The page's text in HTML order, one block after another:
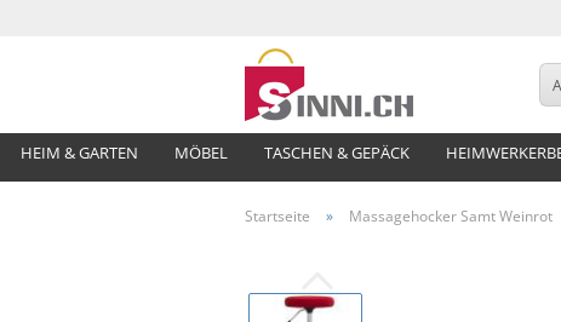
HEIM & GARTEN MÖBEL TASCHEN & GEPÄCK
Startseite »
Massagehocker Samt Weinrot